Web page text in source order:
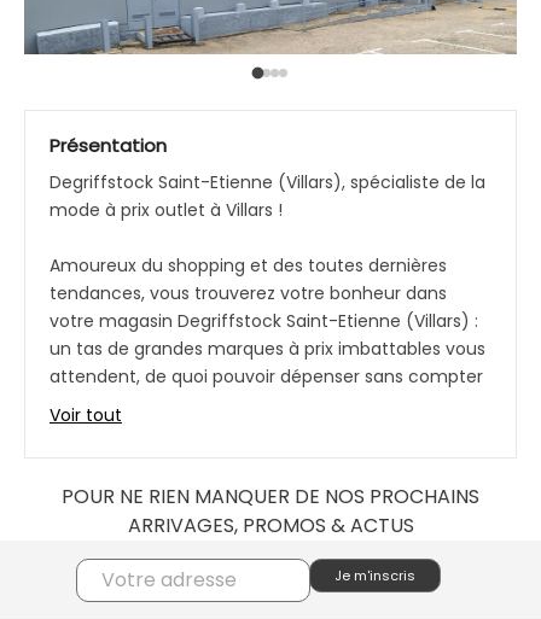
Présentation
Degriffstock Saint-Etienne (Villars), spécialiste de la
mode à prix outlet à Villars !
Amoureux du shopping et des toutes dernières
tendances, vous trouverez votre bonheur dans
votre magasin Degriffstock Saint-Etienne (Villars) :
un tas de grandes marques à prix imbattables vous
attendent, de quoi pouvoir dépenser sans compter
!
l’expérience des grandes marques à prix outlet
grâce à notre offre déstockage à Villars.
Une envie spéciale, un look particulier, un
changement de garde-robe ? Votre magasin
Degriffstock Villars ne cessera de vous surprendre
Voir tout
POUR NE RIEN MANQUER DE NOS PROCHAINS
ARRIVAGES, PROMOS & ACTUS